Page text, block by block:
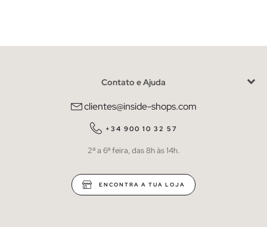
Contato e Ajuda
clientes@inside-shops.com
+34 900 10 32 57
2ª a 6ª feira, das 8h às 14h.
ENCONTRA A TUA LOJA